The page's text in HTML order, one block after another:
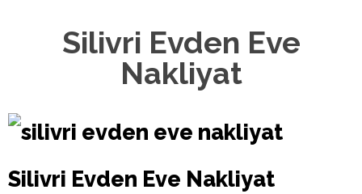
Silivri Evden Eve
Nakliyat
Silivri Evden Eve Nakliyat